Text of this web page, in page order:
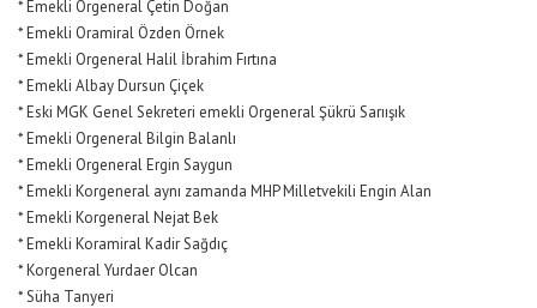
* Emekli Orgeneral Çetin Doğan
* Emekli Oramiral Özden Örnek
* Emekli Orgeneral Halil İbrahim Fırtına
* Emekli Albay Dursun Çiçek
* Eski MGK Genel Sekreteri emekli Orgeneral Şükrü Sarıışık
* Emekli Orgeneral Bilgin Balanlı
* Emekli Orgeneral Ergin Saygun
* Emekli Korgeneral aynı zamanda MHP Milletvekili Engin Alan
* Emekli Korgeneral Nejat Bek
* Emekli Koramiral Kadir Sağdıç
* Korgeneral Yurdaer Olcan
* Süha Tanyeri